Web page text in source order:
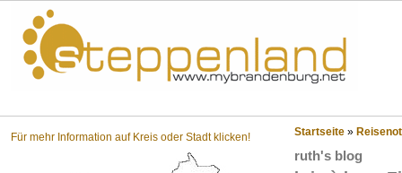
Für mehr Information auf Kreis oder Stadt klicken! Startseite »
ruth's blog